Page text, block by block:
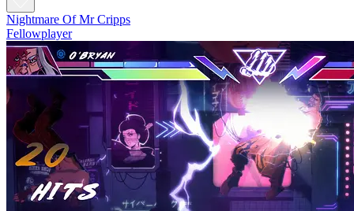
Nightmare Of Mr Cripps
Fellowplayer